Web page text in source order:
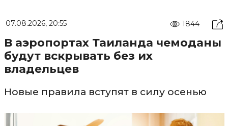
07.08.2026, 20:55 1844
В аэропортах Таиланда чемоданы
будут вскрывать без их
владельцев
Новые правила вступят в силу осенью